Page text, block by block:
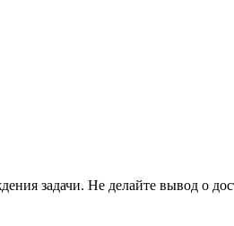
задачи. Не делайте вывод о